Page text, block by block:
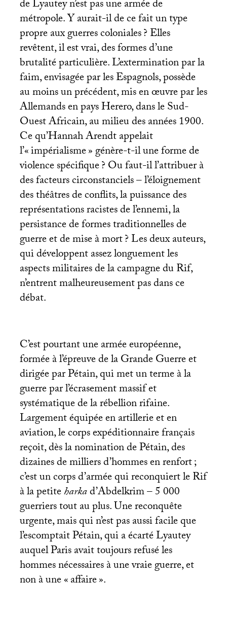
de Lyautey n’est pas une armée de
métropole. Y aurait-il de ce fait un type
propre aux guerres coloniales? Elles
revêtent, il est vrai, des formes d’une
brutalité particulière. L’extermination par la
faim, envisagée par les Espagnols, possède
au moins un précédent, mis en œuvre par les
Allemands en pays Herero, dans le Sud-
Ouest Africain, au milieu des années 1900.
Ce qu’Hannah Arendt appelait
l’«impérialisme» génère-t-il une forme de
violence spécifique? Ou faut-il l’attribuer à
des facteurs circonstanciels – l’éloignement
des théâtres de conflits, la puissance des
représentations racistes de l’ennemi, la
persistance de formes traditionnelles de
guerre et de mise à mort? Les deux auteurs,
qui développent assez longuement les
aspects militaires de la campagne du Rif,
n’entrent malheureusement pas dans ce
débat.
C’est pourtant une armée européenne,
formée à l’épreuve de la Grande Guerre et
dirigée par Pétain, qui met un terme à la
guerre par l’écrasement massif et
systématique de la rébellion rifaine.
Largement équipée en artillerie et en
aviation, le corps expéditionnaire français
reçoit, dès la nomination de Pétain, des
dizaines de milliers d’hommes en renfort;
c’est un corps d’armée qui reconquiert le Rif
à la petiteharkad’Abdelkrim – 5 000
guerriers tout au plus. Une reconquête
urgente, mais qui n’est pas aussi facile que
l’escomptait Pétain, qui a écarté Lyautey
auquel Paris avait toujours refusé les
hommes nécessaires à une vraie guerre, et
non à une «affaire».